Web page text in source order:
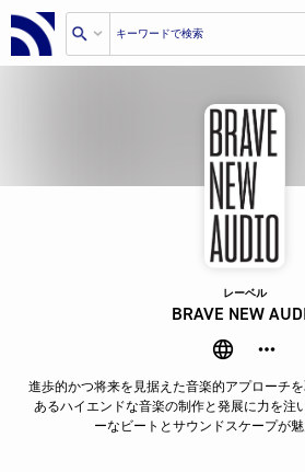
レーベル
BRAVE NEW
進歩的かつ将来を見据えた音楽的アプローチ
あるハイエンドな音楽の制作と発展に力を注
ーなビートとサウンドスケープが魅